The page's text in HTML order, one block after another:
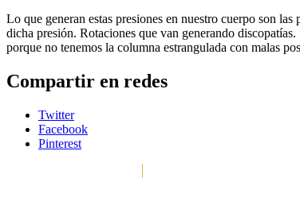
Lo que generan estas presiones en nuestro cuerpo son
dicha presión. Rotaciones que van generando
porque no tenemos la columna estrangulada con malas
Compartir en redes
Twitter
Facebook
Pinterest